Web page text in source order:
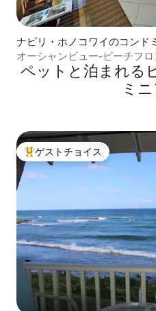
ナピリ・ホノコワイのコンド
オーシャンビュー-ビーチフ
ペットと泊まれる
ミ
大好評のゲストチョイスです。
ゲストチョイス